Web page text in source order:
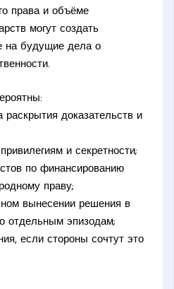
права и объёме
могут создать
на будущие дела о
раскрытия доказательств и
и секретности;
по финансированию
праву;
вынесении решения в
отдельным эпизодам;
если стороны сочтут это